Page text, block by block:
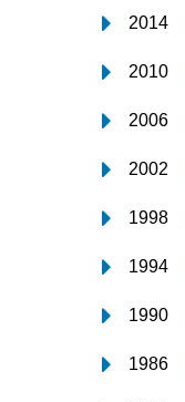
2014
2010
2006
2002
1998
1994
1990
1986